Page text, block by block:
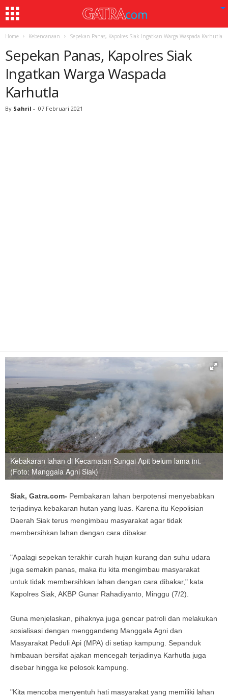
Home Kebencanaan Sepekan Panas, Kapolres Siak Ingatkan Warga Waspada Karhutla
Sepekan Panas, Kapolres Siak
Ingatkan Warga Waspada
Karhutla
By Sahril - 07 Februari 2021
Kebakaran lahan di Kecamatan Sungai Apit belum lama ini.
(Foto: Manggala Agni Siak)
Siak, Gatra.com- Pembakaran lahan berpotensi menyebabkan
terjadinya kebakaran hutan yang luas. Karena itu Kepolisian
Daerah Siak terus mengimbau masyarakat agar tidak
membersihkan lahan dengan cara dibakar.
"Apalagi sepekan terakhir curah hujan kurang dan suhu udara
juga semakin panas, maka itu kita mengimbau masyarakat
untuk tidak membersihkan lahan dengan cara dibakar," kata
Kapolres Siak, AKBP Gunar Rahadiyanto, Minggu (7/2).
Guna menjelaskan, pihaknya juga gencar patroli dan melakukan
sosialisasi dengan menggandeng Manggala Agni dan
Masyarakat Peduli Api (MPA) di setiap kampung. Sepanduk
himbauan bersifat ajakan mencegah terjadinya Karhutla juga
disebar hingga ke pelosok kampung.
"Kita mencoba menyentuh hati masyarakat yang memiliki lahan